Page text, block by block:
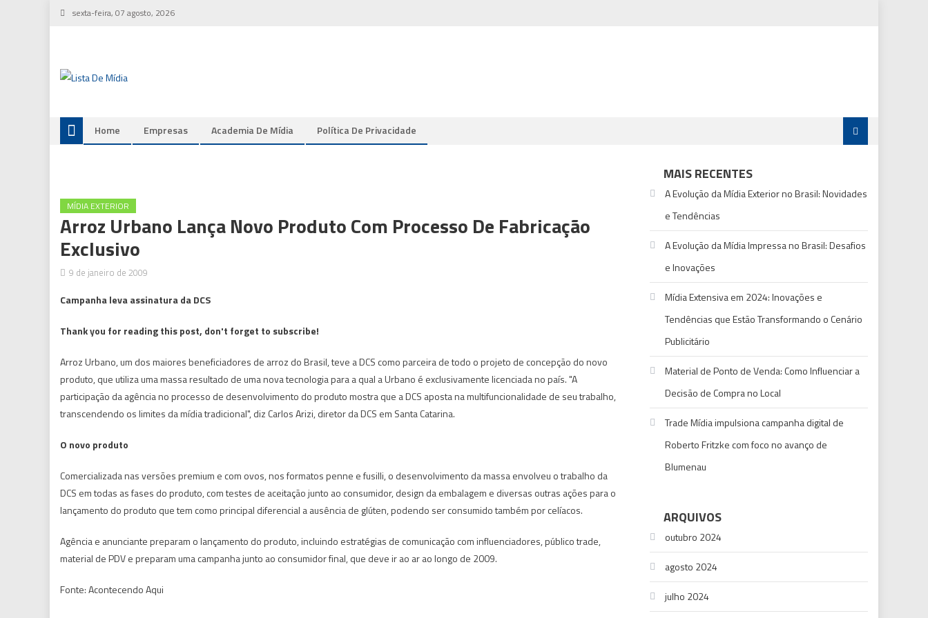
Skip
sexta-feira, 07 agosto, 2026
Home Empresas Academia De Mídia Política De Privacidade
MÍDIA EXTERIOR
Arroz Urbano Lança Novo Produto Com Processo De Fabricação
Exclusivo
9 de janeiro de 2009
Campanha leva assinatura da DCS
Thank you for reading this post, don't forget to subscribe!
Arroz Urbano, um dos maiores beneficiadores de arroz do Brasil, teve a DCS como parceira de todo o projeto de concepção do novo
produto, que utiliza uma massa resultado de uma nova tecnologia para a qual a Urbano é exclusivamente licenciada no país. "A
participação da agência no processo de desenvolvimento do produto mostra que a DCS aposta na multifuncionalidade de seu trabalho,
transcendendo os limites da mídia tradicional", diz Carlos Arizi, diretor da DCS em Santa Catarina.
O novo produto
Comercializada nas versões premium e com ovos, nos formatos penne e fusilli, o desenvolvimento da massa envolveu o trabalho da
DCS em todas as fases do produto, com testes de aceitação junto ao consumidor, design da embalagem e diversas outras ações para o
lançamento do produto que tem como principal diferencial a ausência de glúten, podendo ser consumido também por celíacos.
Agência e anunciante preparam o lançamento do produto, incluindo estratégias de comunicação com influenciadores, público trade,
material de PDV e preparam uma campanha junto ao consumidor final, que deve ir ao ar ao longo de 2009.
Fonte: Acontecendo Aqui
MAIS RECENTES
A Evolução da Mídia Exterior no Brasil: Novidades
e Tendências
A Evolução da Mídia Impressa no Brasil: Desafios
e Inovações
Mídia Extensiva em 2024: Inovações e
Tendências que Estão Transformando o Cenário
Publicitário
Material de Ponto de Venda: Como Influenciar a
Decisão de Compra no Local
Trade Mídia impulsiona campanha digital de
Roberto Fritzke com foco no avanço de
Blumenau
ARQUIVOS
outubro 2024
agosto 2024
julho 2024